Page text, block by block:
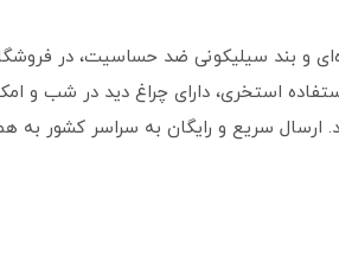
عمق ۳۰ متر، مناسب استفاده استخری، دارای چراغ
سریع و رایگان به سراسر کشور به